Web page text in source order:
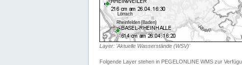
Layer: 'Aktuelle Wasserstände (WSV)'
Folgende Layer stehen in PEGELONLINE WMS zur